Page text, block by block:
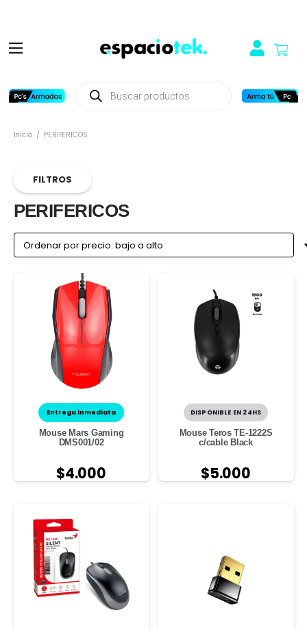
productos
Inicio / PERIFERICOS
FILTROS
PERIFERICOS
Entrega Inmediata
Mouse Mars Gaming
DMS001/02
$4.000
DISPONIBLE EN 24HS
Mouse Teros TE-1222S
c/cable Black
$5.000